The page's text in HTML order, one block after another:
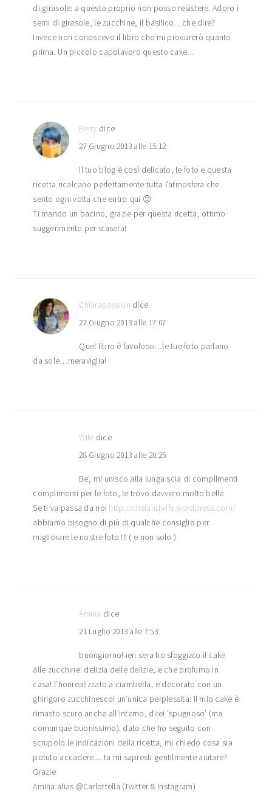
di girasole: a questo proprio non posso resistere. Adoro i
semi di girasole, le zucchine, il basilico…che dire?
Invece non conoscevo il libro che mi procurerò quanto
prima. Un piccolo capolavoro questo cake…
Berry dice
27 Giugno 2013 alle 15:12
Il tuo blog è così delicato, le foto e questa
ricetta ricalcano perfettamente tutta l’atmosfera che
sento ogni volta che entro qui 🙂
Ti mando un bacino, grazie per questa ricetta, ottimo
suggerimento per stasera!
Chiarapassion dice
27 Giugno 2013 alle 17:07
Quel libro è favoloso…le tue foto parlano
da sole…meraviglia!
Wife dice
28 Giugno 2013 alle 20:25
Be’, mi unisco alla lunga scia di complimenti
complimenti per le foto, le trovo davvero molto belle.
Se ti va passa da noi http://chefandwife.wordpress.com/
abbiamo bisogno di più di qualche consiglio per
migliorare le nostre foto !!! ( e non solo )
Amina dice
21 Luglio 2013 alle 7:53
buongiorno! ieri sera ho sfoggiato il cake
alle zucchine: delizia delle delizie, e che profumo in
casa! l’honrealizzato a ciambella, e decorato con un
ghirigoro zucchinesco! un’unica perplessità: il mio cake è
rimasto scuro anche all’interno, direi ‘spugnoso’ (ma
comunque buonissimo). dato che ho seguito con
scrupolo le indicazioni della ricetta, mi chiedo cosa sia
potuto accadere… tu mi sapresti gentilmente aiutare?
Grazie
Amina alias @Carlottella (Twitter & Instagram)